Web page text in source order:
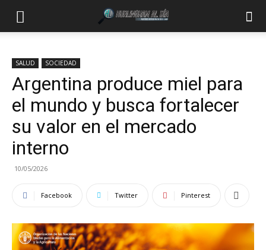
SALUD SOCIEDAD
Argentina produce miel para
el mundo y busca fortalecer
su valor en el mercado
interno
10/05/2026
Facebook Twitter Pinterest